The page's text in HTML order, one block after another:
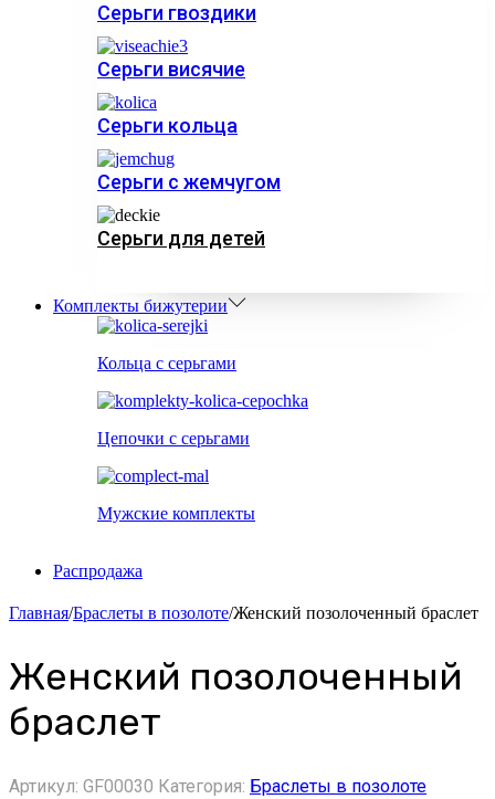
Серьги гвоздики
Серьги висячие
Серьги кольца
Серьги с жемчугом
Серьги для детей
Комплекты бижутерии
Кольца с серьгами
Цепочки с серьгами
Мужские комплекты
Распродажа
Главная/Браслеты в позолоте/Женский позолоченный браслет
Женский позолоченный
браслет
Артикул: GF00030 Категория: Браслеты в позолоте